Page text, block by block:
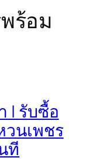
ร้อม
| รับซื้อ
วนเพชร
ที